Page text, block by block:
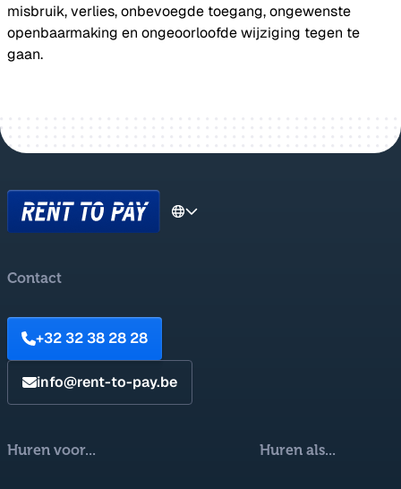
misbruik, verlies, onbevoegde toegang, ongewenste
openbaarmaking en ongeoorloofde wijziging tegen te
gaan.
Contact
+32 32 38 28 28
info@rent-to-pay.be
Huren voor... Huren als...